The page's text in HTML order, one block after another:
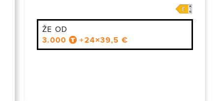
ŽE OD
3.000
+24×39,5 €